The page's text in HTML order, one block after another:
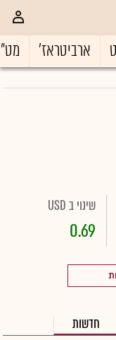
ארביטראז'
שינוי ב USD
0.69
חדשות